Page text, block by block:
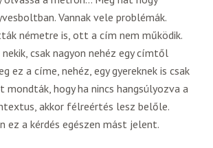
Vannak vele problémák.
németre is, ott a cím nem működik.
csak nagyon nehéz egy címtől
ez a címe, nehéz, egy gyereknek is csak
mondták, hogy ha nincs hangsúlyozva a
akkor félreértés lesz belőle.
ez a kérdés egészen mást jelent.